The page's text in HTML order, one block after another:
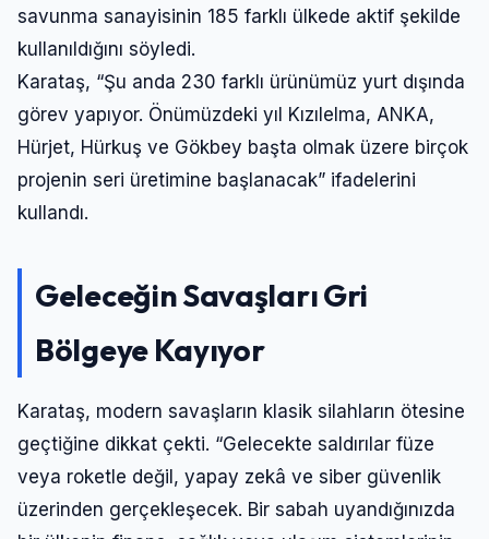
savunma sanayisinin 185 farklı ülkede aktif şekilde
kullanıldığını söyledi.
Karataş, “Şu anda 230 farklı ürünümüz yurt dışında
görev yapıyor. Önümüzdeki yıl Kızılelma, ANKA,
Hürjet, Hürkuş ve Gökbey başta olmak üzere birçok
projenin seri üretimine başlanacak” ifadelerini
kullandı.
Geleceğin Savaşları Gri
Bölgeye Kayıyor
Karataş, modern savaşların klasik silahların ötesine
geçtiğine dikkat çekti. “Gelecekte saldırılar füze
veya roketle değil, yapay zekâ ve siber güvenlik
üzerinden gerçekleşecek. Bir sabah uyandığınızda